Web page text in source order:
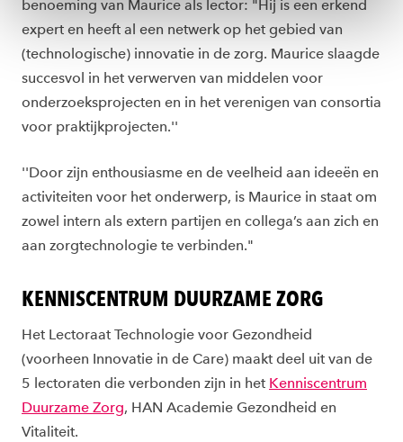
cookiestatement
benoeming van Maurice als lector: "Hij is een erkend
expert en heeft al een netwerk op het gebied van
(technologische) innovatie in de zorg. Maurice slaagde
succesvol in het verwerven van middelen voor
onderzoeksprojecten en in het verenigen van consortia
voor praktijkprojecten.''
''Door zijn enthousiasme en de veelheid aan ideeën en
activiteiten voor het onderwerp, is Maurice in staat om
zowel intern als extern partijen en collega’s aan zich en
aan zorgtechnologie te verbinden."
KENNISCENTRUM DUURZAME ZORG
Het Lectoraat Technologie voor Gezondheid
(voorheen Innovatie in de Care) maakt deel uit van de
5 lectoraten die verbonden zijn in het Kenniscentrum
Duurzame Zorg, HAN Academie Gezondheid en
Vitaliteit.